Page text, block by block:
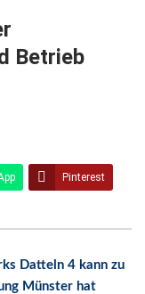
Betrieb
Pinterest
Datteln 4 kann zu
Münster hat